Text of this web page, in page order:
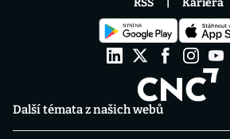
Další témata z našich webů
RSS Kariéra